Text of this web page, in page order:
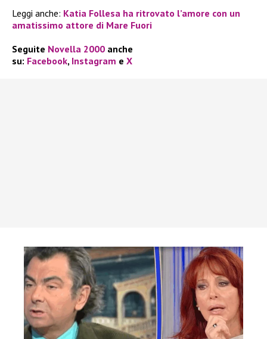
Leggi anche: Katia Follesa ha ritrovato l’amore con un
amatissimo attore di Mare Fuori
Seguite Novella 2000 anche
su: Facebook, Instagram e X